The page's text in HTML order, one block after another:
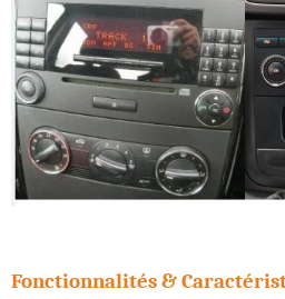
Fonctionnalités &